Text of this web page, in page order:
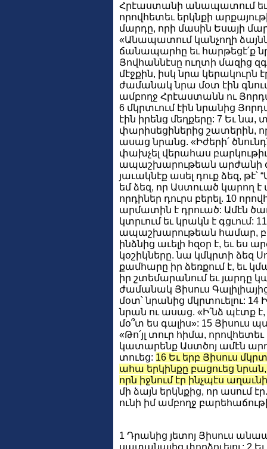
Հրէաստանի անապատում եւ
որովհետեւ երկնքի
մարդը, որի մասին Եսայի
«Անապատում կանչողի
ճանապարհը եւ հարթեցէ՛ք
Յովհաննէսը ուղտի մազից
մէջքին, իսկ նրա կերակուրն
ժամանակ նրա մօտ էին
ամբողջ Հրէաստանն ու
6 մկրտւում էին նրանից
էին իրենց մեղքերը: 7 Եւ նա,
փարիսեցիներից շատերին,
ասաց նրանց. «Իժերի՛
փախչել վերահաս
ապաշխարութեան արժանի
յաւակնէք ասել դուք ձեզ, թէ՝
եմ ձեզ, որ Աստուած կարող է
որդիներ դուրս բերել. 10
արմատին է դրուած: Ամէն
կտրւում եւ կրակն է գցւում:
ապաշխարութեան համար,
ինձնից աւելի հզօր է, եւ ես
կօշիկները. նա կմկրտի ձեզ
քամհարը իր ձեռքում է, եւ
իր շտեմարանում եւ յարդը
ժամանակ Յիսուս
մօտ՝ նրանից մկրտուելու:
նրան ու ասաց. «Ի՛նձ պէտք է,
մօ՞տ ես գալիս»: 15
«Թո՛յլ տուր հիմա,
կատարենք Աստծոյ ամէն
տուեց: 16 Եւ երբ Յիսուս
ահա երկինքը բացուեց
որն իջնում էր ինչպէս
մի ձայն երկնքից, որ ասում
ունի իմ ամբողջ
1 Դրանից յետոյ Յիսուս
սատանայից փորձուելու: 2